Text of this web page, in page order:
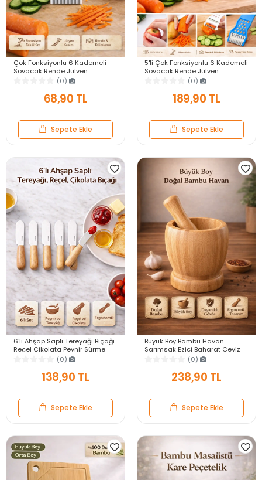
Çok Fonksiyonlu 6 Kademeli
Soyacak Rende Jülyen
Dilimleyici Meyve Sebze
Patates Soyma Aparatı
(0)
68,90 TL
Sepete Ekle
5'li Çok Fonksiyonlu 6 Kademeli
Soyacak Rende Jülyen
Dilimleyici Meyve Sebze
Patates Soyma Aparatı
(0)
189,90 TL
Sepete Ekle
6'lı Ahşap Saplı Tereyağı Bıçağı
Reçel Çikolata Peynir Sürme
Kahvaltılık Sunum Bıçak Seti
(0)
138,90 TL
Sepete Ekle
Büyük Boy Bambu Havan
Sarımsak Ezici Baharat Ceviz
Dövme Ahşap Havan Tokmaklı
Pratik Mutfak Gereci
(0)
238,90 TL
Sepete Ekle